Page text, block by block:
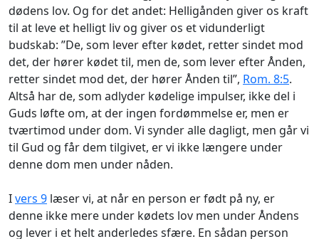
dødens lov. Og for det andet: Helligånden giver os kraft
til at leve et helligt liv og giver os et vidunderligt
budskab: ”De, som lever efter kødet, retter sindet mod
det, der hører kødet til, men de, som lever efter Ånden,
retter sindet mod det, der hører Ånden til”, Rom. 8:5.
Altså har de, som adlyder kødelige impulser, ikke del i
Guds løfte om, at der ingen fordømmelse er, men er
tværtimod under dom. Vi synder alle dagligt, men går vi
til Gud og får dem tilgivet, er vi ikke længere under
denne dom men under nåden.
Ivers 9 læser vi, at når en person er født på ny, er
denne ikke mere under kødets lov men under Åndens
og lever i et helt anderledes sfære. En sådan person